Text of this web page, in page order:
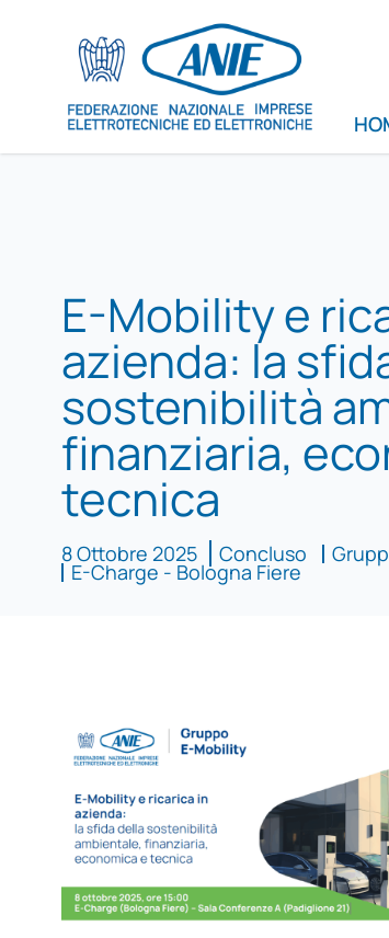
E-Mobility e
azienda: la
sostenibilità
finanziaria,
tecnica
8 Ottobre 2025 Concluso
E-Charge - Bologna Fiere